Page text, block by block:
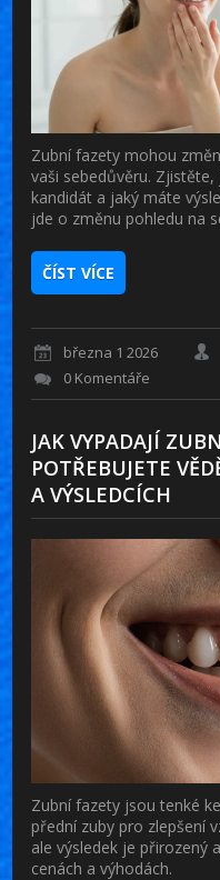
Zubní fazety mohou
vaši sebedůvěru.
kandidát a jaký máte
jde o změnu pohledu na
ČÍST VÍCE
března 1 2026
0 Komentáře
JAK VYPADAJÍ
POTŘEBUJETE
A VÝSLEDCÍCH
Zubní fazety jsou tenké
přední zuby pro zlepšení
ale výsledek je přirozený
cenách a výhodách.